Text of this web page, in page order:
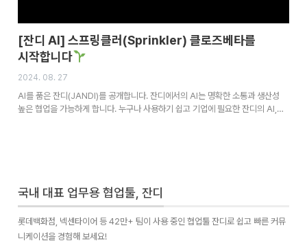
[잔디 AI] 스프링클러(Sprinkler) 클로즈베타를
시작합니다
2024. 08. 27
AI를 품은 잔디(JANDI)를 공개합니다. 잔디에서의 AI는 명확한 소통과 생산성
높은 협업을 가능하게 합니다. 누구나 사용하기 쉽고 기업에 필요한 잔디의 AI,…
국내 대표 업무용 협업툴, 잔디
롯데백화점, 넥센타이어 등 42만+ 팀이 사용 중인 협업툴 잔디로 쉽고 빠른 커뮤
니케이션을 경험해 보세요!